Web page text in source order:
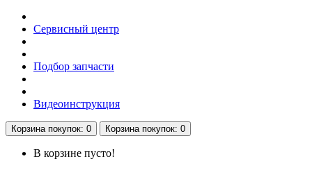
Сервисный центр
Подбор запчасти
Видеоинструкция
Корзинапокупок: 0 Корзинапокупок: 0
В корзине пусто!